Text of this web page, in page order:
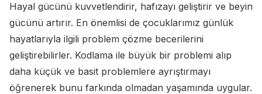
Hayal gücünü kuvvetlendirir, hafızayı geliştirir ve beyin
gücünü artırır. En önemlisi de çocuklarımız günlük
hayatlarıyla ilgili problem çözme becerilerini
geliştirebilirler. Kodlama ile büyük bir problemi alıp
daha küçük ve basit problemlere ayrıştırmayı
öğrenerek bunu farkında olmadan yaşamında uygular.